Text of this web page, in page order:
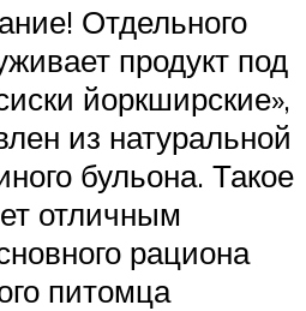
Отдельного
продукт под
йоркширские»,
из натуральной
бульона. Такое
отличным
рациона
питомца